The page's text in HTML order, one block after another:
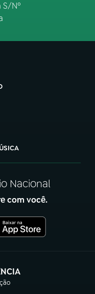
S/Nº
Nacional
com você.
em nova aba)